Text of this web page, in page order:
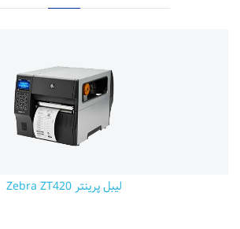
لیبل پرینتر Zebra ZT420